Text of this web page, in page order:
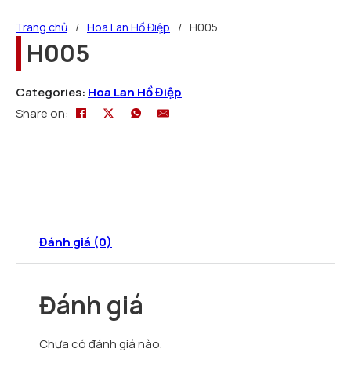
Trang chủ / Hoa Lan Hồ Điệp / H005
H005
Categories: Hoa Lan Hồ Điệp
Share on:
Đánh giá (0)
Đánh giá
Chưa có đánh giá nào.